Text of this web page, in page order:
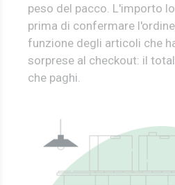
peso del pacco. L'importo
prima di confermare
funzione degli articoli che
sorprese al checkout: il
che paghi.